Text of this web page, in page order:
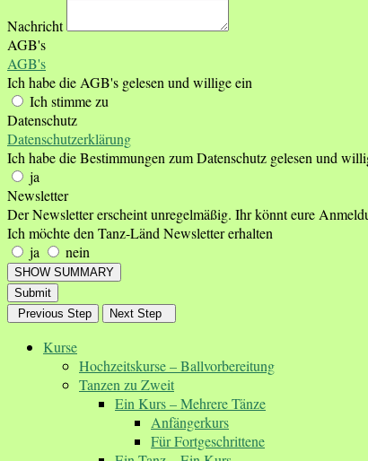
Nachricht
AGB's
AGB's
Ich habe die AGB's gelesen und willige ein
Ich stimme zu
Datenschutz
Datenschutzerklärung
Ich habe die Bestimmungen zum Datenschutz gelesen und
ja
Newsletter
Der Newsletter erscheint unregelmäßig. Ihr könnt eure
Ich möchte den Tanz-Länd Newsletter erhalten
ja
nein
SHOW SUMMARY
Submit
Previous Step
Next Step
Kurse
Hochzeitskurse – Ballvorbereitung
Tanzen zu Zweit
Ein Kurs – Mehrere Tänze
Anfängerkurs
Für Fortgeschrittene